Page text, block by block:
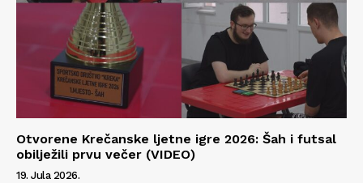
Otvorene Krečanske ljetne igre 2026: Šah i futsal
obilježili prvu večer (VIDEO)
19. Jula 2026.